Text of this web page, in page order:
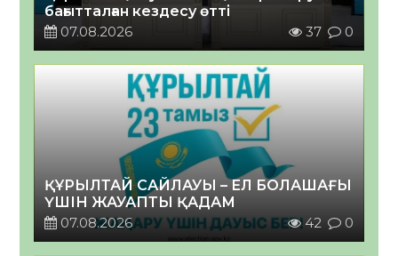
бағытталған кездесу өтті
07.08.2026
37 0
ҚҰРЫЛТАЙ САЙЛАУЫ – ЕЛ БОЛАШАҒЫ
ҮШІН ЖАУАПТЫ ҚАДАМ
07.08.2026
42 0